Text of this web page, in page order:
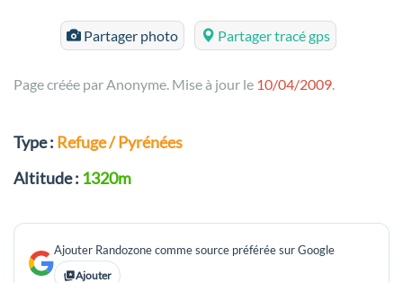
Partager photo Partager tracé gps
Page créée par Anonyme. Mise à jour le 10/04/2009.
Type : Refuge / Pyrénées
Altitude : 1320m
Ajouter Randozone comme source préférée sur Google
Ajouter